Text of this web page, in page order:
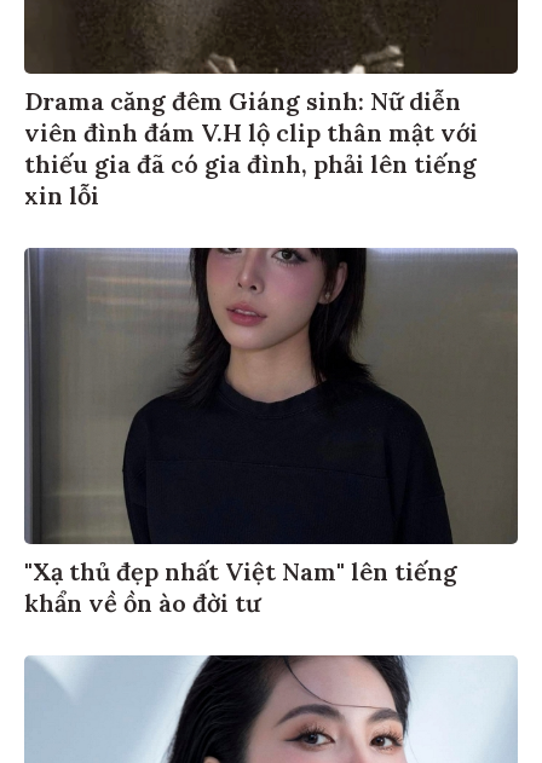
Drama căng đêm Giáng sinh: Nữ diễn
viên đình đám V.H lộ clip thân mật với
thiếu gia đã có gia đình, phải lên tiếng
xin lỗi
"Xạ thủ đẹp nhất Việt Nam" lên tiếng
khẩn về ồn ào đời tư